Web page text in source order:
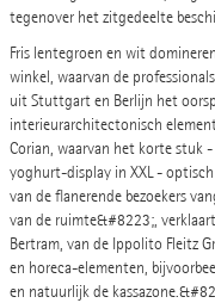
tegenover het zitgedeelte
Fris lentegroen en wit
winkel, waarvan de
uit Stuttgart en Berlijn het
interieurarchitectonisch
Corian, waarvan het korte stuk
yoghurt-display in XXL -
van de flanerende bezoekers
van de ruimte&#8223;,
Bertram, van de Ippolito Fleitz
en horeca-elementen,
en natuurlijk de